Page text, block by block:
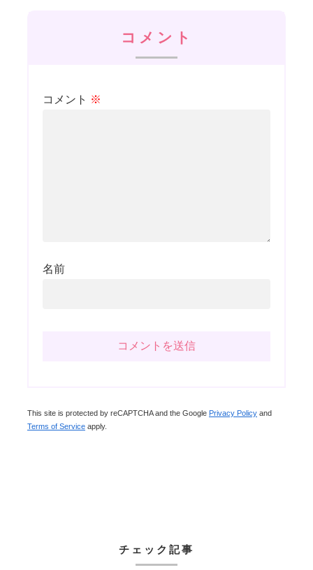
コメント
コメント ※
名前
This site is protected by reCAPTCHA and the Google Privacy Policy and
Terms of Service apply.
チェック記事